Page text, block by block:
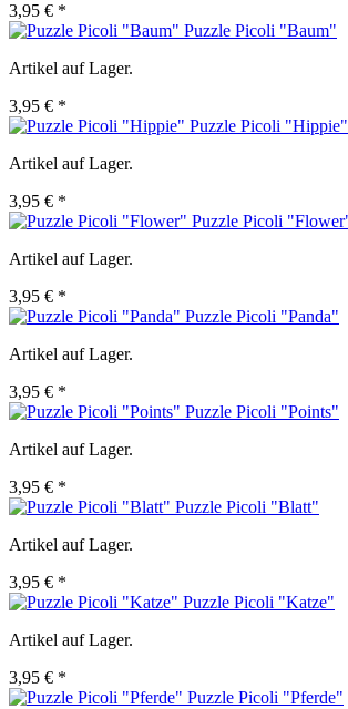
3,95 € *
Puzzle Picoli "Baum"
Artikel auf Lager.
3,95 € *
Puzzle Picoli "Hippie"
Artikel auf Lager.
3,95 € *
Puzzle Picoli
Artikel auf Lager.
3,95 € *
Puzzle Picoli "Panda"
Artikel auf Lager.
3,95 € *
Puzzle Picoli "Points"
Artikel auf Lager.
3,95 € *
Puzzle Picoli "Blatt"
Artikel auf Lager.
3,95 € *
Puzzle Picoli "Katze"
Artikel auf Lager.
3,95 € *
Puzzle Picoli "Pferde"